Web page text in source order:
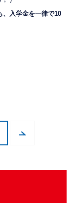
入学金を一律で10